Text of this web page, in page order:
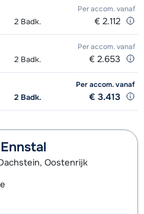
Per accom. vanaf
2 Badk. € 2.112
Per accom. vanaf
2 Badk. € 2.653
Per accom.vanaf
2 Badk. € 3.413
Oostenrijk